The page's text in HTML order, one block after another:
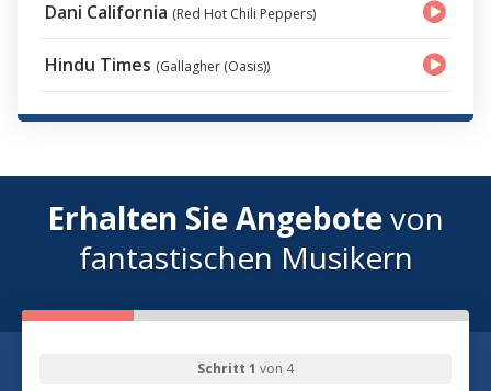
Dani California (Red Hot Chili Peppers)
Hindu Times (Gallagher (Oasis))
Erhalten Sie Angebotevon
fantastischen Musikern
Schritt 1 von 4